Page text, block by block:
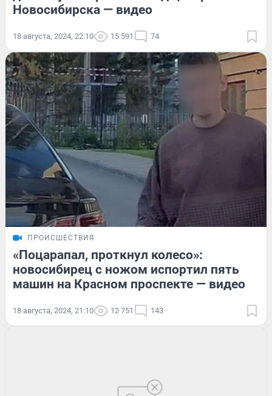
Новосибирска — видео
18 августа, 2024, 22:10 15 591 74
ПРОИСШЕСТВИЯ
«Поцарапал, проткнул колесо»:
новосибирец с ножом испортил пять
машин на Красном проспекте — видео
18 августа, 2024, 21:10 12 751 143